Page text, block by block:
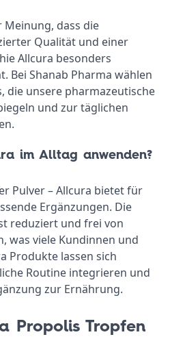
Meinung, dass die
Qualität und einer
Allcura besonders
Bei Shanab Pharma wählen
die unsere pharmazeutische
und zur täglichen
im Alltag anwenden?
Pulver – Allcura bietet für
Ergänzungen. Die
reduziert und frei von
was viele Kundinnen und
Produkte lassen sich
Routine integrieren und
zur Ernährung.
Propolis Tropfen